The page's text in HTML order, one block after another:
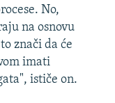
No,
na osnovu
znači da će
imati
ističe on.